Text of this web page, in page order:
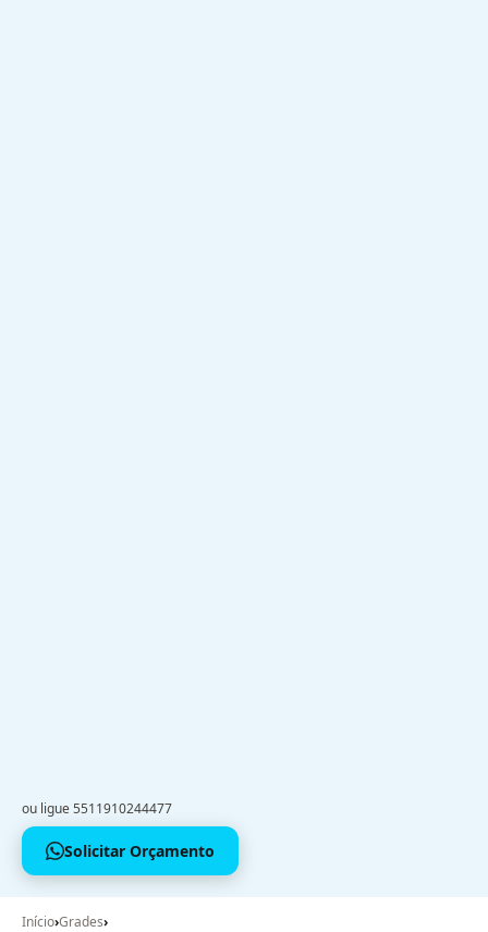
ou ligue 5511910244477
Solicitar Orçamento
Início›Grades›